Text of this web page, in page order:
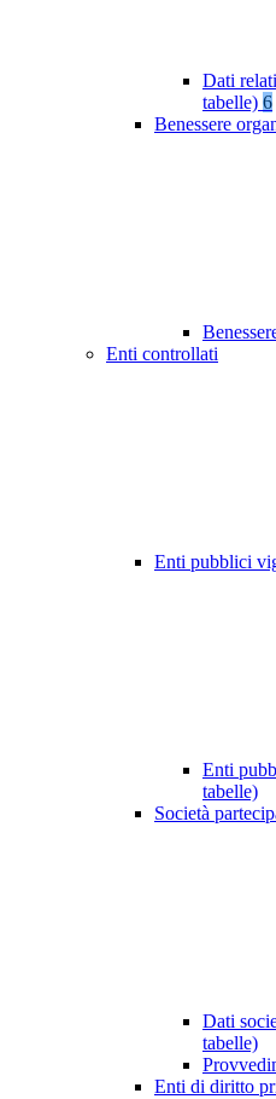
Dati
tabelle) 6
Benessere
Enti controllati
Enti pubblici
Enti
tabelle)
Società
Dati
tabelle)
Enti di diritto